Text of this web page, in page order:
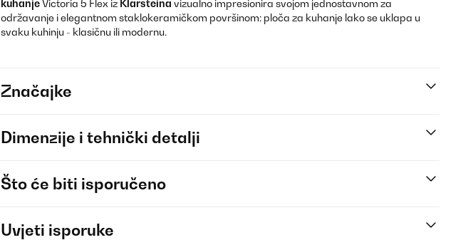
kuhanjeVictoria 5 Flex iz Klarsteina vizualno impresionira svojom jednostavnom za
održavanje i elegantnom staklokeramičkom površinom: ploča za kuhanje lako se uklapa u
svaku kuhinju - klasičnu ili modernu.
Značajke
Dimenzije i tehnički detalji
Što će biti isporučeno
Uvjeti isporuke